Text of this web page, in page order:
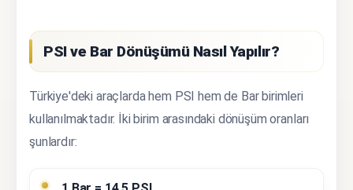
PSI ve Bar Dönüşümü Nasıl Yapılır?
Türkiye'deki araçlarda hem PSI hem de Bar birimleri
kullanılmaktadır. İki birim arasındaki dönüşüm oranları
şunlardır: